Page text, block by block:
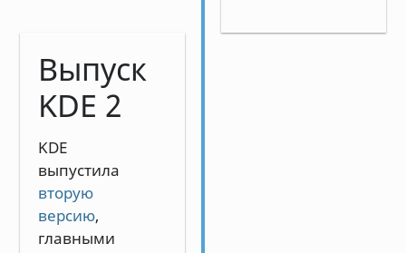
Выпуск
KDE 2
KDE
выпустила
вторую
версию,
главными